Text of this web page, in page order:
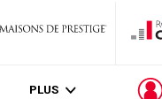
PLUS